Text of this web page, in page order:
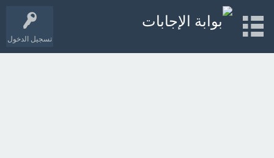
تسجيل الدخول